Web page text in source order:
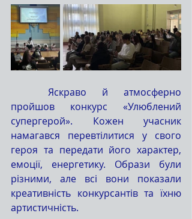
пройшов конкурс «Улюблений
супергерой». Кожен учасник
намагався перевтілитися у свого
героя та передати його характер,
емоції, енергетику. Образи були
різними, але всі вони показали
креативність конкурсантів та їхню
артистичність.